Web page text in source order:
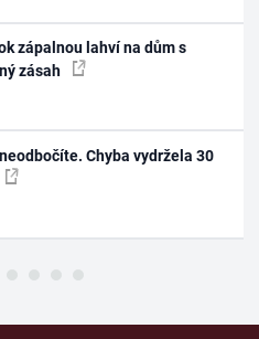
zápalnou lahví na dům s
zásah
Chyba vydržela 30